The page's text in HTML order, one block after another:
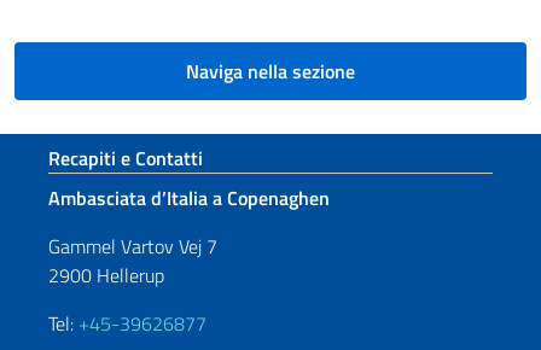
Naviga nella sezione
Sezione footer
Recapiti e Contatti
Ambasciata d’Italia a Copenaghen
Gammel Vartov Vej 7
2900 Hellerup
Tel: +45-39626877